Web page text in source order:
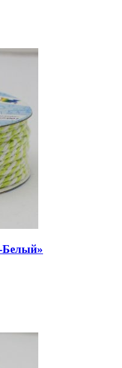
Белый»